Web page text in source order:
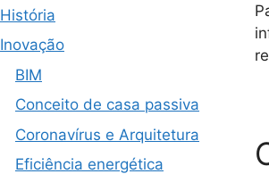
História
Inovação
BIM
Conceito de casa passiva
Coronavírus e Arquitetura
Eficiência energética